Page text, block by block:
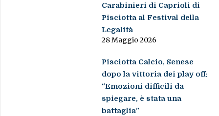
Carabinieri di Caprioli di
Pisciotta al Festival della
Legalità
28 Maggio 2026
Pisciotta Calcio, Senese
dopo la vittoria dei play off:
“Emozioni difficili da
spiegare, è stata una
battaglia”